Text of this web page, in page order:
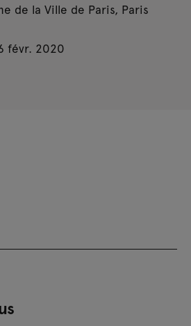
de la Ville de Paris, Paris
févr. 2020